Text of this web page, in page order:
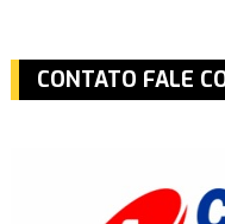
CONTATO FALE